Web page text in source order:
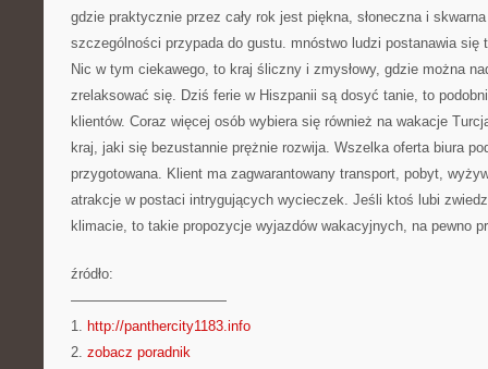
gdzie praktycznie przez cały rok jest piękna, słoneczna i
szczególności przypada do gustu. mnóstwo ludzi postanawia się
Nic w tym ciekawego, to kraj śliczny i zmysłowy, gdzie można
zrelaksować się. Dziś ferie w Hiszpanii są dosyć tanie, to
klientów. Coraz więcej osób wybiera się również na wakacje
kraj, jaki się bezustannie prężnie rozwija. Wszelka oferta biura
przygotowana. Klient ma zagwarantowany transport, pobyt,
atrakcje w postaci intrygujących wycieczek. Jeśli ktoś lubi
klimacie, to takie propozycje wyjazdów wakacyjnych, na pewno
źródło:
———————————
1. http://panthercity1183.info
2. zobacz poradnik